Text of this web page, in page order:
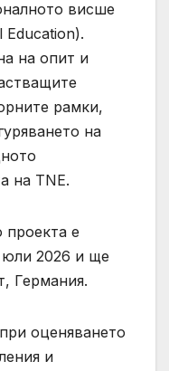
висше
Education).
на опит и
рамки,
на
на TNE.
проекта е
юли 2026 и ще
Германия.
оценяването
и